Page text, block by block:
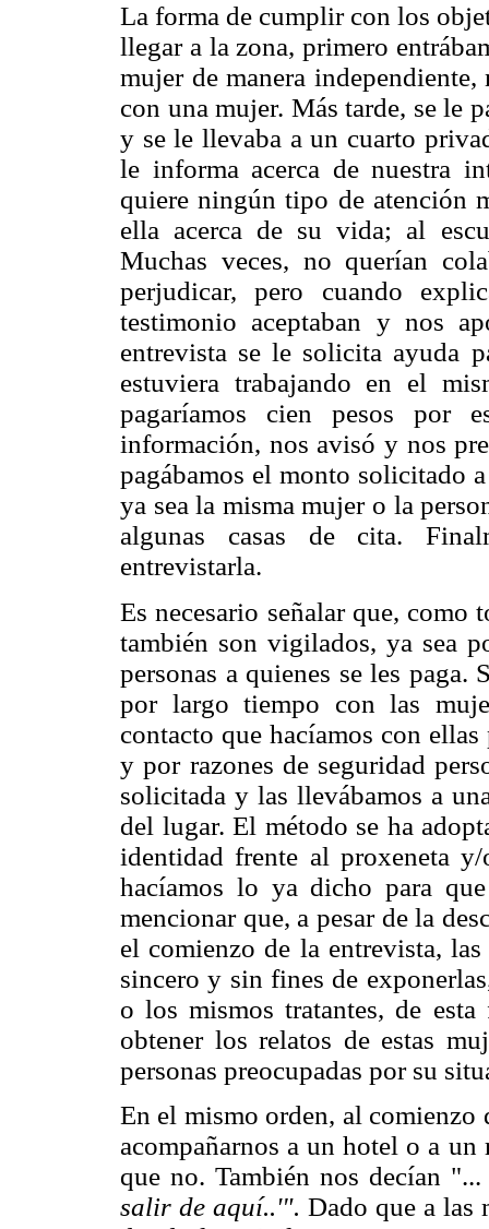
La forma de cumplir con los
llegar a la zona, primero
mujer de manera
con una mujer. Más tarde, se le
y se le llevaba a un cuarto
le informa acerca de nuestra
quiere ningún tipo de atención
ella acerca de su vida; al
Muchas veces, no querían
perjudicar, pero cuando
testimonio aceptaban y nos
entrevista se le solicita ayuda
estuviera trabajando en el
pagaríamos cien pesos por
información, nos avisó y nos
pagábamos el monto solicitado
ya sea la misma mujer o la
algunas casas de cita.
entrevistarla.
Es necesario señalar que, como
también son vigilados, ya sea
personas a quienes se les paga.
por largo tiempo con las
contacto que hacíamos con
y por razones de seguridad
solicitada y las llevábamos a
del lugar. El método se ha
identidad frente al proxeneta
hacíamos lo ya dicho para
mencionar que, a pesar de la
el comienzo de la entrevista,
sincero y sin fines de
o los mismos tratantes, de
obtener los relatos de estas
personas preocupadas por su
En el mismo orden, al comienzo
acompañarnos a un hotel o a un
que no. También nos decían
salir de aquí..'". Dado que a las